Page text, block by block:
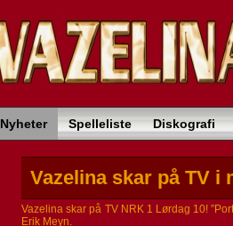
Nyheter Spelleliste Diskografi
Vazelina skar på TV i
Vazelina skar på TV NRK 1 Lørdag 10!
Erik Meyn.